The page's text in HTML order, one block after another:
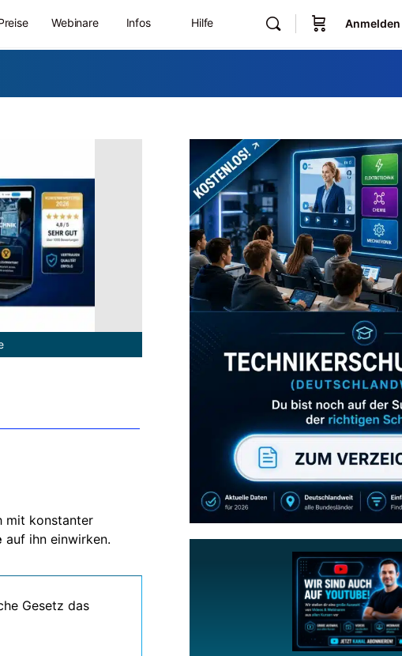
Webinare Infos Hilfe Anmelden
mit konstanter
auf ihn einwirken.
Gesetz das
Zum
Abonniere
wenn dir unsere
ZUM YOUTUBE